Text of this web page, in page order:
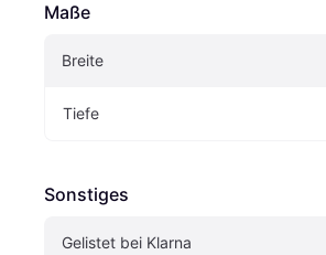
Maße
Breite
Tiefe
Sonstiges
Gelistet bei Klarna